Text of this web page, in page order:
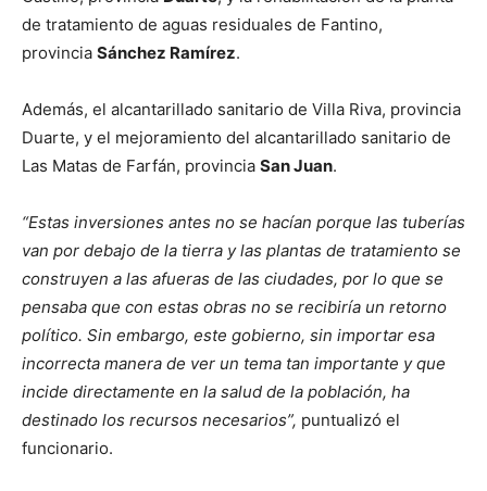
de tratamiento de aguas residuales de Fantino,
provincia Sánchez Ramírez.
Además, el alcantarillado sanitario de Villa Riva, provincia
Duarte, y el mejoramiento del alcantarillado sanitario de
Las Matas de Farfán, provincia San Juan.
“Estas inversiones antes no se hacían porque las tuberías
van por debajo de la tierra y las plantas de tratamiento se
construyen a las afueras de las ciudades, por lo que se
pensaba que con estas obras no se recibiría un retorno
político. Sin embargo, este gobierno, sin importar esa
incorrecta manera de ver un tema tan importante y que
incide directamente en la salud de la población, ha
destinado los recursos necesarios”, puntualizó el
funcionario.